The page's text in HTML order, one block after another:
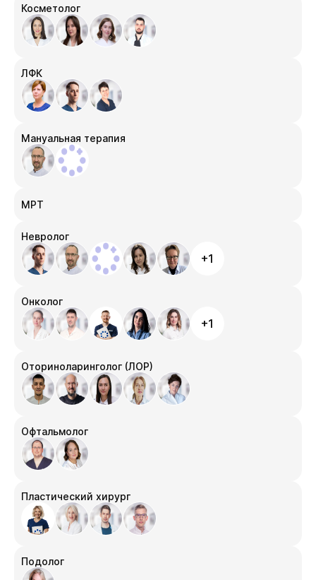
Косметолог
ЛФК
Мануальная терапия
МРТ
Невролог
+1
Онколог
+1
Оториноларинголог (ЛОР)
Офтальмолог
Пластический хирург
Подолог